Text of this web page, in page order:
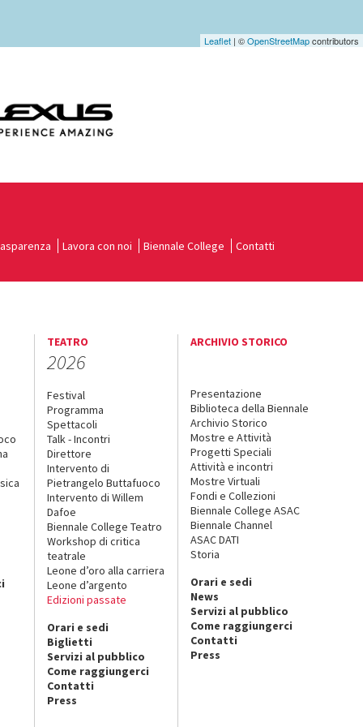
Leaflet | ©OpenStreetMapcontributors
Lavora con noi Biennale College Contatti
TEATRO
2026
Festival
Programma
Spettacoli
Talk - Incontri
Direttore
Intervento di
Pietrangelo Buttafuoco
Intervento di Willem
Dafoe
Biennale College Teatro
Workshop di critica
teatrale
Leone d’oro alla carriera
Leone d’argento
Edizioni passate
Orari e sedi
Biglietti
Servizi al pubblico
Come raggiungerci
Contatti
Press
ARCHIVIO STORICO
Presentazione
Biblioteca della Biennale
Archivio Storico
Mostre e Attività
Progetti Speciali
Attività e incontri
Mostre Virtuali
Fondi e Collezioni
Biennale College ASAC
Biennale Channel
ASAC DATI
Storia
Orari e sedi
News
Servizi al pubblico
Come raggiungerci
Contatti
Press